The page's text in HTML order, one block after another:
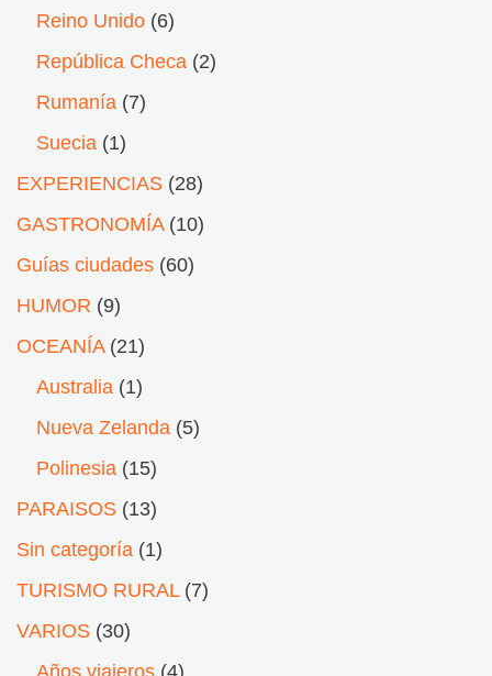
Reino Unido (6)
República Checa (2)
Rumanía (7)
Suecia (1)
EXPERIENCIAS (28)
GASTRONOMÍA(10)
Guías ciudades (60)
HUMOR (9)
OCEANÍA(21)
Australia (1)
Nueva Zelanda (5)
Polinesia (15)
PARAISOS (13)
Sin categoría (1)
TURISMO RURAL(7)
VARIOS (30)
Años viajeros (4)